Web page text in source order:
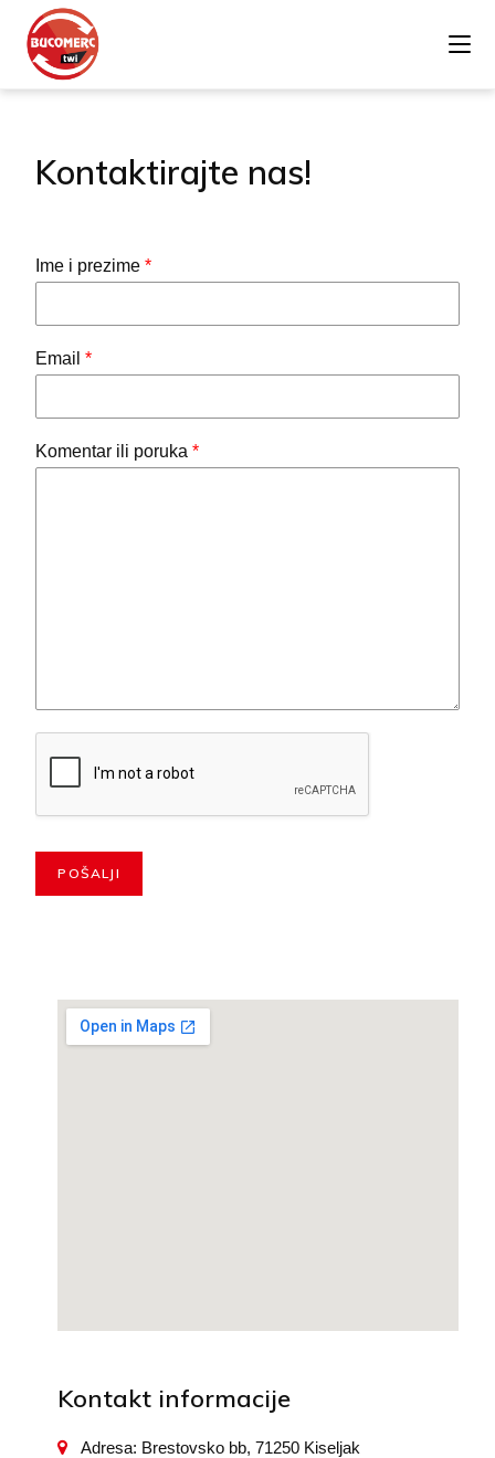
Kontaktirajte nas!
Ime i prezime*
Email*
Komentar ili poruka*
POŠALJI
Kontakt informacije
Adresa: Brestovsko bb, 71250 Kiseljak